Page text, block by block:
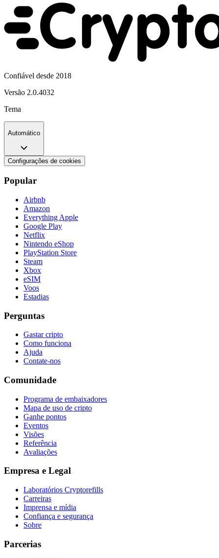
Confiável desde 2018
Versão 2.0.4032
Tema
Automático
Configurações de cookies
Popular
Airbnb
Amazon
Everything Apple
Google Play
Netflix
Nintendo eShop
PlayStation Store
Steam
Xbox
eSIM
Voos
Estadias
Perguntas
Gastar cripto
Como funciona
Ajuda
Contate-nos
Comunidade
Programa de embaixadores
Mapa de uso de cripto
Ganhe pontos
Eventos
Visões
Referência
Avaliações
Empresa e Legal
Laboratórios Cryptorefills
Carreiras
Imprensa e mídia
Confiança e segurança
Sobre
Parcerias